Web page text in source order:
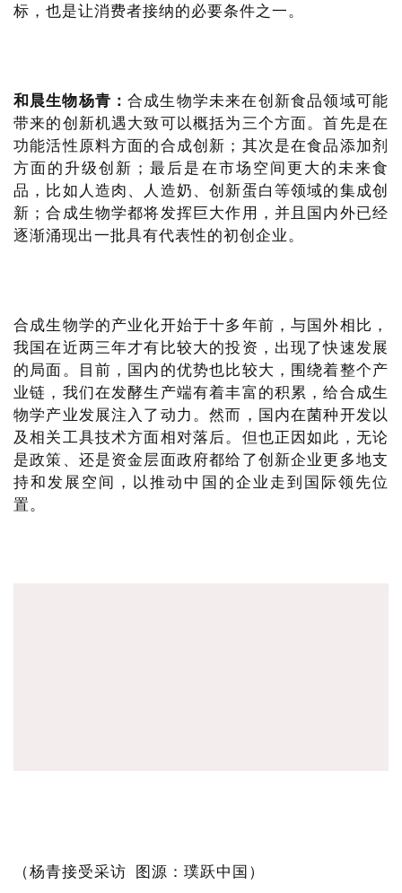
标，也是让消费者接纳的必要条件之一。
和晨生物杨青： 合成生物学未来在创新食品领域可能
带来的创新机遇大致可以概括为三个方面。首先是在
功能活性原料方面的合成创新；其次是在食品添加剂
方面的升级创新；最后是在市场空间更大的未来食
品，比如人造肉、人造奶、创新蛋白等领域的集成创
新；合成生物学都将发挥巨大作用，并且国内外已经
逐渐涌现出一批具有代表性的初创企业。
合成生物学的产业化开始于十多年前，与国外相比，
我国在近两三年才有比较大的投资，出现了快速发展
的局面。目前，国内的优势也比较大，围绕着整个产
业链，我们在发酵生产端有着丰富的积累，给合成生
物学产业发展注入了动力。然而，国内在菌种开发以
及相关工具技术方面相对落后。但也正因如此，无论
是政策、还是资金层面政府都给了创新企业更多地支
持和发展空间，以推动中国的企业走到国际领先位
置。
（杨青接受采访 图源：璞跃中国）